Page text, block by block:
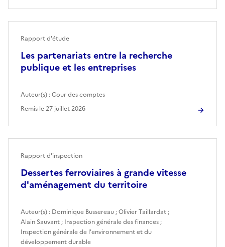
Les partenariats entre la recherche
publique et les entreprises
Rapport d'étude
Auteur(s) :Cour des comptes
Remis le27 juillet 2026
Dessertes ferroviaires à grande vitesse
d'aménagement du territoire
Rapport d'inspection
Auteur(s) : Dominique Bussereau ;Olivier Taillardat ;
Alain Sauvant ; Inspection générale des finances ;
Inspection générale de l'environnement et du
développement durable